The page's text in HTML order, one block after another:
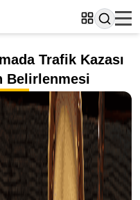
Trafik Kazası
Belirlenmesi